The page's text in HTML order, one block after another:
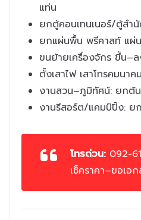
แท่น
ยกตู้คอนเทนเนอร์/ตู้สำ
ยกแผ่นพื้น พรีคาสท์ แผ่
ขนย้ายเครื่องจักร ขึ้น–ล
ตั้งเสาไฟ เสาโทรคมนาค
งานสวน–ภูมิทัศน์: ยกต้
งานรีสอร์ต/แคมป์ปิ้ง: ย
โทรด่วน: 092-
เช็คราคา–ขอเอ